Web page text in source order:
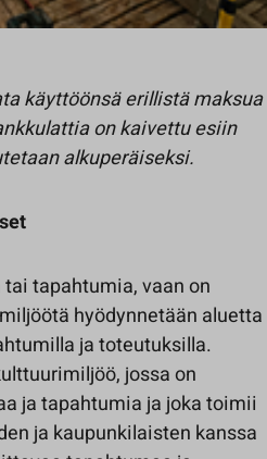
käyttöönsä erillistä maksua
on kaivettu esiin
alkuperäiseksi.
tapahtumia, vaan on
hyödynnetään aluetta
ja toteutuksilla.
jossa on
ja tapahtumia ja joka toimii
ja kaupunkilaisten kanssa